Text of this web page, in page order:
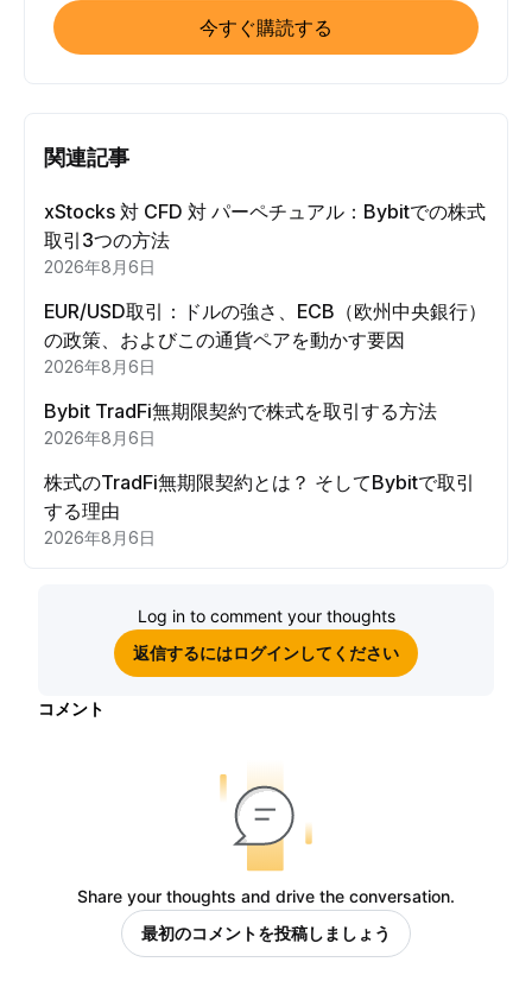
今すぐ購読する
関連記事
xStocks 対 CFD 対 パーペチュアル：Bybitでの株式
取引3つの方法
2026年8月6日
EUR/USD取引：ドルの強さ、ECB（欧州中央銀行）
の政策、およびこの通貨ペアを動かす要因
2026年8月6日
Bybit TradFi無期限契約で株式を取引する方法
2026年8月6日
株式のTradFi無期限契約とは？ そしてBybitで取引
する理由
2026年8月6日
Log in to comment your thoughts
返信するにはログインしてください
コメント
Share your thoughts and drive the conversation.
最初のコメントを投稿しましょう